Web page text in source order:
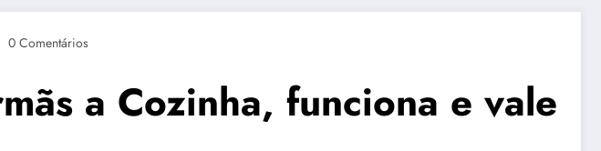
0 Comentários
a Cozinha, funciona e vale